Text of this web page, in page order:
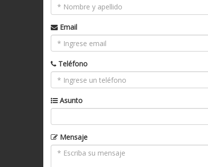
Email
Teléfono
Asunto
Mensaje